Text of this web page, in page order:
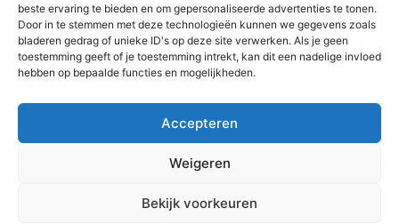
beste ervaring te bieden en om gepersonaliseerde advertenties te tonen.
Door in te stemmen met deze technologieën kunnen we gegevens zoals
bladeren gedrag of unieke ID's op deze site verwerken. Als je geen
toestemming geeft of je toestemming intrekt, kan dit een nadelige invloed
hebben op bepaalde functies en mogelijkheden.
Accepteren
Weigeren
Bekijk voorkeuren
IJsland
32
Malta
Roemenië
29
Contact Nieuwsbrief
In de media